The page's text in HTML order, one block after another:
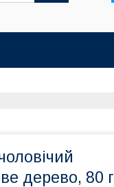
дерево, 80 г